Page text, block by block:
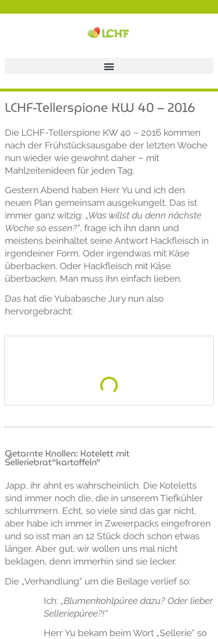
LCHF-Tellerspione KW 40 – 2016
Die LCHF-Tellerspione KW 40 – 2016 kommen
nach der Frühstücksausgabe der letzten Woche
nun wieder wie gewohnt daher – mit
Mahlzeitenideen für jeden Tag.
Gestern Abend haben Herr Yu und ich den
neuen Plan gemeinsam ausgekungelt. Das ist
immer ganz witzig: „Was willst du denn nächste
Woche so essen?“, frage ich ihn dann und
meistens beinhaltet seine Antwort Hackfleisch in
irgendeiner Form. Oder irgendwas mit Käse
überbacken. Oder Hackfleisch mit Käse
überbacken. Man muss ihn einfach lieben.
Das hat die Yubabasche Jury nun also
hervorgebracht:
Getarnte Knollen: Kotelett mit
Selleriebrat"kartoffeln"
Japp, ihr ahnt es wahrscheinlich. Die Koteletts
sind immer noch die, die in unserem Tiefkühler
schlummern. Echt, so viele sind das gar nicht,
aber habe ich immer in Zweierpacks eingefroren
und so isst man an 12 Stück doch schon etwas
länger. Aber gut, wir wollen uns mal nicht
beklagen, denn immerhin sind sie lecker.
Die „Verhandlung“ um die Beilage verlief so:
Ich: „Blumenkohlpüree dazu? Oder lieber
Selleriepüree?!“
Herr Yu bekam beim Wort „Sellerie“ so